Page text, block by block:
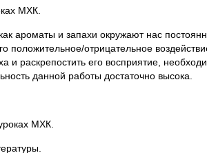
МХК.
как ароматы и запахи окружают нас
отрицательное
раскрепостить его восприятие,
данной работы достаточно высока.
МХК.